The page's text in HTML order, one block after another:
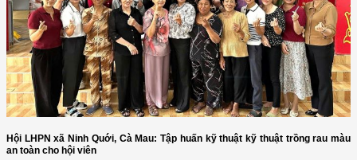
Hội LHPN xã Ninh Quới, Cà Mau: Tập huấn kỹ thuật kỹ thuật trồng rau màu
an toàn cho hội viên